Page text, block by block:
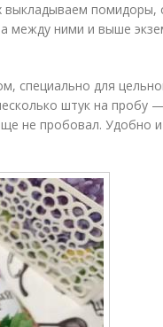
помидоры,
между ними и выше
специально для
штук на пробу —
не пробовал. Удобно